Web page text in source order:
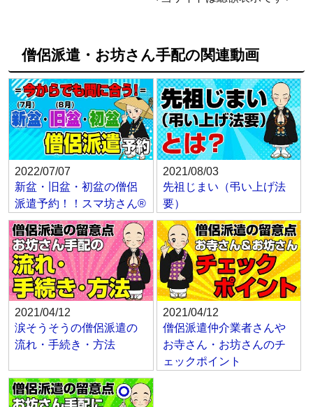
僧侶派遣・お坊さん手配の関連動画
2022/07/07
新盆・旧盆・初盆の僧侶
派遣予約！！スマ坊さん®
2021/08/03
先祖じまい（弔い上げ法
要）
2021/04/12
涙そうそうの僧侶派遣の
流れ・手続き・方法
2021/04/12
僧侶派遣仲介業者さんや
お寺さん・お坊さんのチ
ェックポイント